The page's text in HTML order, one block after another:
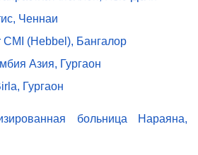
Ченнаи
CMI (Hebbel), Бангалор
Азия, Гургаон
Гургаон
больница Нараяна,